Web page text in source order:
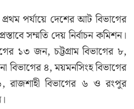
পর্যায়ে দেশের আট বিভাগের
সম্মতি দেয় নির্বাচন কমিশন।
১৩ জন, চট্টগ্রাম বিভাগের ৮,
বিভাগের ৪, ময়মনসিংহ বিভাগের
রাজশাহী বিভাগের ৬ ও রংপুর